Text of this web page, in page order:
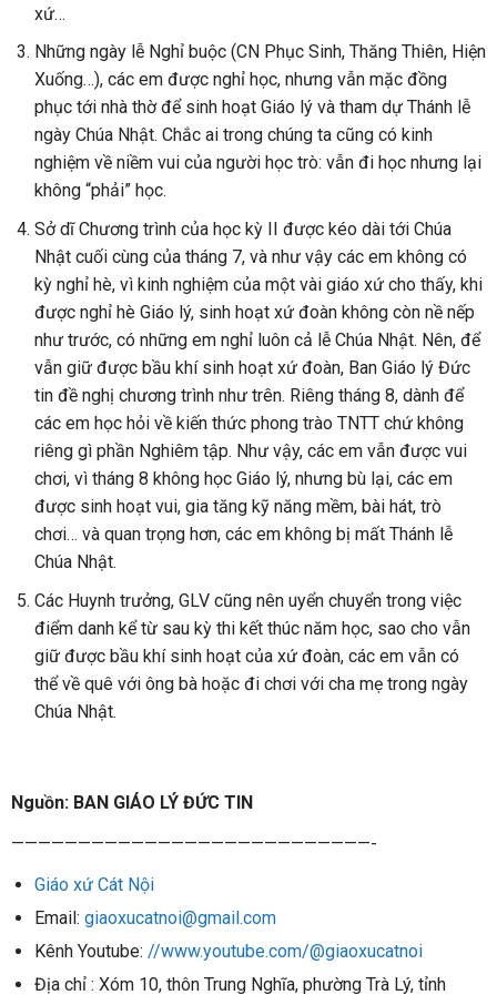
xứ…
Những ngày lễ Nghỉ buộc (CN Phục Sinh, Thăng Thiên, Hiện
Xuống…), các em được nghỉ học, nhưng vẫn mặc đồng
phục tới nhà thờ để sinh hoạt Giáo lý và tham dự Thánh lễ
ngày Chúa Nhật. Chắc ai trong chúng ta cũng có kinh
nghiệm về niềm vui của người học trò: vẫn đi học nhưng lại
không “phải” học.
Sở dĩ Chương trình của học kỳ II được kéo dài tới Chúa
Nhật cuối cùng của tháng 7, và như vậy các em không có
kỳ nghỉ hè, vì kinh nghiệm của một vài giáo xứ cho thấy, khi
được nghỉ hè Giáo lý, sinh hoạt xứ đoàn không còn nề nếp
như trước, có những em nghỉ luôn cả lễ Chúa Nhật. Nên, để
vẫn giữ được bầu khí sinh hoạt xứ đoàn, Ban Giáo lý Đức
tin đề nghị chương trình như trên. Riêng tháng 8, dành để
các em học hỏi về kiến thức phong trào TNTT chứ không
riêng gì phần Nghiêm tập. Như vậy, các em vẫn được vui
chơi, vì tháng 8 không học Giáo lý, nhưng bù lại, các em
được sinh hoạt vui, gia tăng kỹ năng mềm, bài hát, trò
chơi… và quan trọng hơn, các em không bị mất Thánh lễ
Chúa Nhật.
Các Huynh trưởng, GLV cũng nên uyển chuyển trong việc
điểm danh kể từ sau kỳ thi kết thúc năm học, sao cho vẫn
giữ được bầu khí sinh hoạt của xứ đoàn, các em vẫn có
thể về quê với ông bà hoặc đi chơi với cha mẹ trong ngày
Chúa Nhật.
Nguồn: BAN GIÁO LÝ ĐỨC TIN
———————————————————————————-
Giáo xứ Cát Nội
Email: giaoxucatnoi@gmail.com
Kênh Youtube: //www.youtube.com/@giaoxucatnoi
Địa chỉ : Xóm 10, thôn Trung Nghĩa, phường Trà Lý, tỉnh